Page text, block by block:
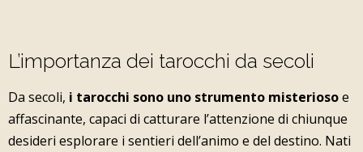
L’importanza dei tarocchi da secoli
Da secoli, i tarocchi sono uno strumento misteriosoe
affascinante, capaci di catturare l’attenzione di chiunque
desideri esplorare i sentieri dell’animo e del destino. Nati